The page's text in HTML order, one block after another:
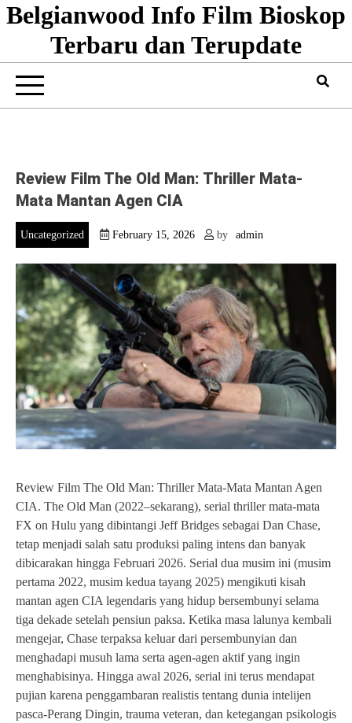
Skip
toBelgianwood Info Film Bioskop
Terbaru dan Terupdate
Review Film The Old Man: Thriller Mata-
Mata Mantan Agen CIA
Uncategorized February 15, 2026 by admin
Review Film The Old Man: Thriller Mata-Mata Mantan Agen
CIA. The Old Man (2022–sekarang), serial thriller mata-mata
FX on Hulu yang dibintangi Jeff Bridges sebagai Dan Chase,
tetap menjadi salah satu produksi paling intens dan banyak
dibicarakan hingga Februari 2026. Serial dua musim ini (musim
pertama 2022, musim kedua tayang 2025) mengikuti kisah
mantan agen CIA legendaris yang hidup bersembunyi selama
tiga dekade setelah pensiun paksa. Ketika masa lalunya kembali
mengejar, Chase terpaksa keluar dari persembunyian dan
menghadapi musuh lama serta agen-agen aktif yang ingin
menghabisinya. Hingga awal 2026, serial ini terus mendapat
pujian karena penggambaran realistis tentang dunia intelijen
pasca-Perang Dingin, trauma veteran, dan ketegangan psikologis